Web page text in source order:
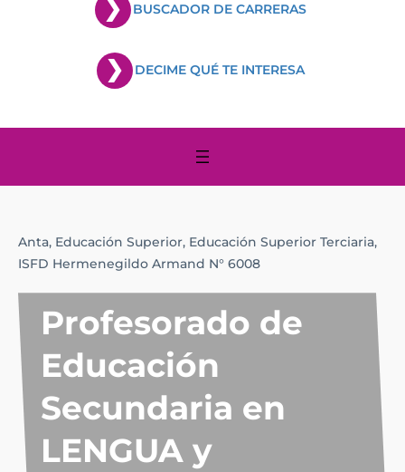
BUSCADOR DE CARRERAS
DECIME QUÉ TE INTERESA
Anta, Educación Superior, Educación Superior Terciaria,
ISFD Hermenegildo Armand N° 6008
Profesorado de
Educación
Secundaria en
LENGUA y